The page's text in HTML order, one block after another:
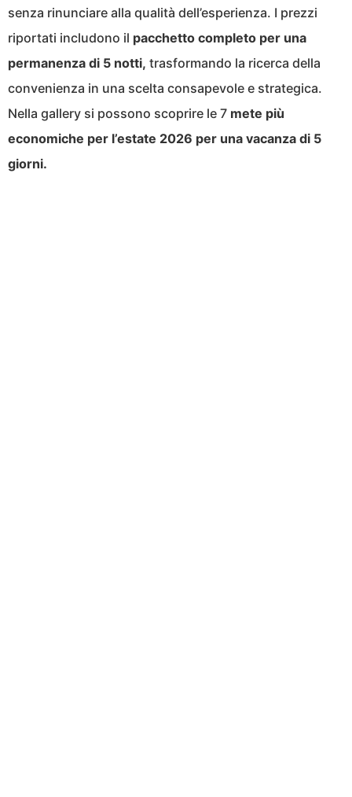
senza rinunciare alla qualità dell’esperienza. I prezzi
riportati includono il pacchetto completo per una
permanenza di 5 notti, trasformando la ricerca della
convenienza in una scelta consapevole e strategica.
Nella gallery si possono scoprire le 7 mete più
economiche per l’estate 2026 per una vacanza di 5
giorni.